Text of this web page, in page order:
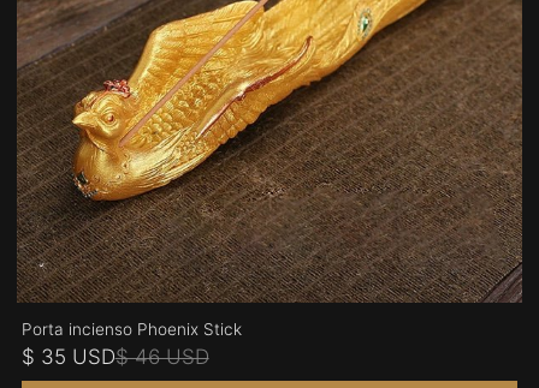
Porta incienso Phoenix Stick
$ 35 USD$ 46 USD